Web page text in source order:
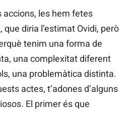
accions, les hem fetes
diria l’estimat Ovidi, però
tenim una forma de
una complexitat diferent
una problemàtica distinta.
actes, t’adones d’alguns
El primer és que